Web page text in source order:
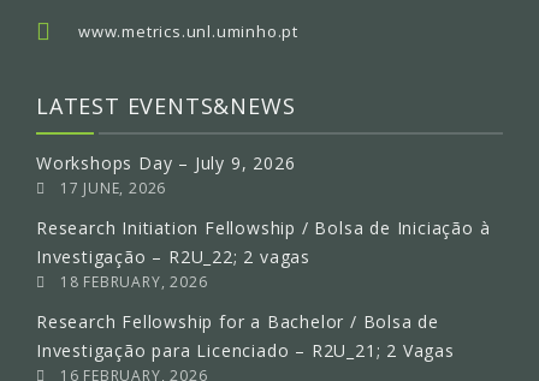
www.metrics.unl.uminho.pt
LATEST EVENTS&NEWS
Workshops Day – July 9, 2026
17 JUNE, 2026
Research Initiation Fellowship / Bolsa de Iniciação à
Investigação – R2U_22; 2 vagas
18 FEBRUARY, 2026
Research Fellowship for a Bachelor / Bolsa de
Investigação para Licenciado – R2U_21; 2 Vagas
16 FEBRUARY, 2026